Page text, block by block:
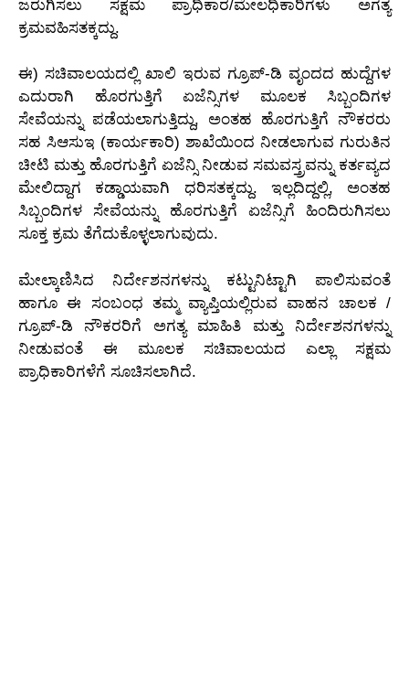
ಜರುಗಿಸಲು ಸಕ್ಷಮ ಪ್ರಾಧಿಕಾರ/ಮೇಲಧಿಕಾರಿಗಳು ಅಗತ್ಯ
ಕ್ರಮವಹಿಸತಕ್ಕದ್ದು.
ಈ) ಸಚಿವಾಲಯದಲ್ಲಿ ಖಾಲಿ ಇರುವ ಗ್ರೂಪ್-ಡಿ ವೃಂದದ ಹುದ್ದೆಗಳ
ಎದುರಾಗಿ ಹೊರಗುತ್ತಿಗೆ ಏಜೆನ್ಸಿಗಳ ಮೂಲಕ ಸಿಬ್ಬಂದಿಗಳ
ಸೇವೆಯನ್ನು ಪಡೆಯಲಾಗುತ್ತಿದ್ದು, ಅಂತಹ ಹೊರಗುತ್ತಿಗೆ ನೌಕರರು
ಸಹ ಸಿಆಸುಇ (ಕಾರ್ಯಕಾರಿ) ಶಾಖೆಯಿಂದ ನೀಡಲಾಗುವ ಗುರುತಿನ
ಚೀಟಿ ಮತ್ತು ಹೊರಗುತ್ತಿಗೆ ಏಜೆನ್ಸಿ ನೀಡುವ ಸಮವಸ್ತ್ರವನ್ನು ಕರ್ತವ್ಯದ
ಮೇಲಿದ್ದಾಗ ಕಡ್ಡಾಯವಾಗಿ ಧರಿಸತಕ್ಕದ್ದು. ಇಲ್ಲದಿದ್ದಲ್ಲಿ, ಅಂತಹ
ಸಿಬ್ಬಂದಿಗಳ ಸೇವೆಯನ್ನು ಹೊರಗುತ್ತಿಗೆ ಏಜೆನ್ಸಿಗೆ ಹಿಂದಿರುಗಿಸಲು
ಸೂಕ್ತ ಕ್ರಮ ತೆಗೆದುಕೊಳ್ಳಲಾಗುವುದು.
ಮೇಲ್ಕಾಣಿಸಿದ ನಿರ್ದೇಶನಗಳನ್ನು ಕಟ್ಟುನಿಟ್ಟಾಗಿ ಪಾಲಿಸುವಂತೆ
ಹಾಗೂ ಈ ಸಂಬಂಧ ತಮ್ಮ ವ್ಯಾಪ್ತಿಯಲ್ಲಿರುವ ವಾಹನ ಚಾಲಕ /
ಗ್ರೂಪ್-ಡಿ ನೌಕರರಿಗೆ ಅಗತ್ಯ ಮಾಹಿತಿ ಮತ್ತು ನಿರ್ದೇಶನಗಳನ್ನು
ನೀಡುವಂತೆ ಈ ಮೂಲಕ ಸಚಿವಾಲಯದ ಎಲ್ಲಾ ಸಕ್ಷಮ
ಪ್ರಾಧಿಕಾರಿಗಳೆಗೆ ಸೂಚಿಸಲಾಗಿದೆ.